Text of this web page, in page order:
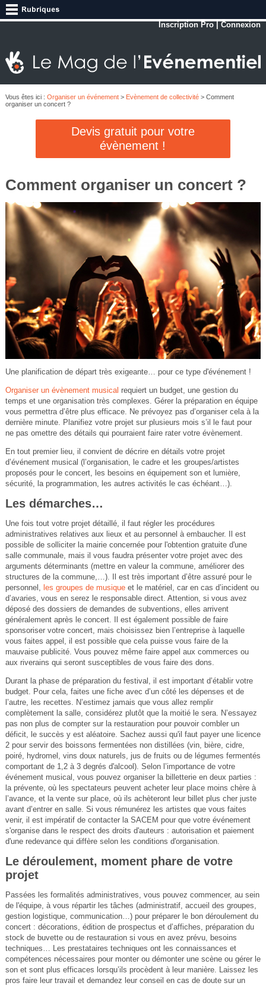
Inscription Pro |Connexion
Vous êtes ici : Organiser un événement> Evènement de collectivité> Comment
organiser un concert ?
Devis gratuit pour votre
évènement !
Comment organiser un concert ?
Une planification de départ très exigeante… pour ce type d'événement !
Organiser un évènement musical requiert un budget, une gestion du
temps et une organisation très complexes. Gérer la préparation en équipe
vous permettra d’être plus efficace. Ne prévoyez pas d’organiser cela à la
dernière minute. Planifiez votre projet sur plusieurs mois s’il le faut pour
ne pas omettre des détails qui pourraient faire rater votre évènement.
En tout premier lieu, il convient de décrire en détails votre projet
d’événement musical (l’organisation, le cadre et les groupes/artistes
proposés pour le concert, les besoins en équipement son et lumière,
sécurité, la programmation, les autres activités le cas échéant…).
Les démarches…
Une fois tout votre projet détaillé, il faut régler les procédures
administratives relatives aux lieux et au personnel à embaucher. Il est
possible de solliciter la mairie concernée pour l'obtention gratuite d'une
salle communale, mais il vous faudra présenter votre projet avec des
arguments déterminants (mettre en valeur la commune, améliorer des
structures de la commune,…). Il est très important d’être assuré pour le
personnel, les groupes de musiqueet le matériel, car en cas d’incident ou
d’avaries, vous en serez le responsable direct. Attention, si vous avez
déposé des dossiers de demandes de subventions, elles arrivent
généralement après le concert. Il est également possible de faire
sponsoriser votre concert, mais choisissez bien l’entreprise à laquelle
vous faites appel, il est possible que cela puisse vous faire de la
mauvaise publicité. Vous pouvez même faire appel aux commerces ou
aux riverains qui seront susceptibles de vous faire des dons.
Durant la phase de préparation du festival, il est important d’établir votre
budget. Pour cela, faites une fiche avec d’un côté les dépenses et de
l’autre, les recettes. N’estimez jamais que vous allez remplir
complètement la salle, considérez plutôt que la moitié le sera. N’essayez
pas non plus de compter sur la restauration pour pouvoir combler un
déficit, le succès y est aléatoire. Sachez aussi qu'il faut payer une licence
2 pour servir des boissons fermentées non distillées (vin, bière, cidre,
poiré, hydromel, vins doux naturels, jus de fruits ou de légumes fermentés
comportant de 1,2 à 3 degrés d'alcool). Selon l’importance de votre
événement musical, vous pouvez organiser la billetterie en deux parties :
la prévente, où les spectateurs peuvent acheter leur place moins chère à
l’avance, et la vente sur place, où ils achèteront leur billet plus cher juste
avant d’entrer en salle. Si vous rémunérez les artistes que vous faites
venir, il est impératif de contacter la SACEM pour que votre événement
s'organise dans le respect des droits d'auteurs : autorisation et paiement
d'une redevance qui diffère selon les conditions d'organisation.
Le déroulement, moment phare de votre
projet
Passées les formalités administratives, vous pouvez commencer, au sein
de l'équipe, à vous répartir les tâches (administratif, accueil des groupes,
gestion logistique, communication…) pour préparer le bon déroulement du
concert : décorations, édition de prospectus et d’affiches, préparation du
stock de buvette ou de restauration si vous en avez prévu, besoins
techniques… Les prestataires techniques ont les connaissances et
compétences nécessaires pour monter ou démonter une scène ou gérer le
son et sont plus efficaces lorsqu’ils procèdent à leur manière. Laissez les
pros faire leur travail et demandez leur conseil en cas de doute sur un